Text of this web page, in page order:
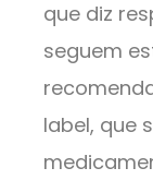
que diz
seguem
label, que